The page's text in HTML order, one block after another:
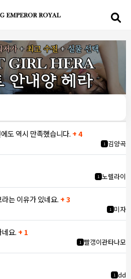
도 역시 만족했습니다. + 4
1 김양곡
1 노렐라이
는 이유가 있네요. + 3
1 미자
요. + 1
1 빨갱이관타나모
1 dd